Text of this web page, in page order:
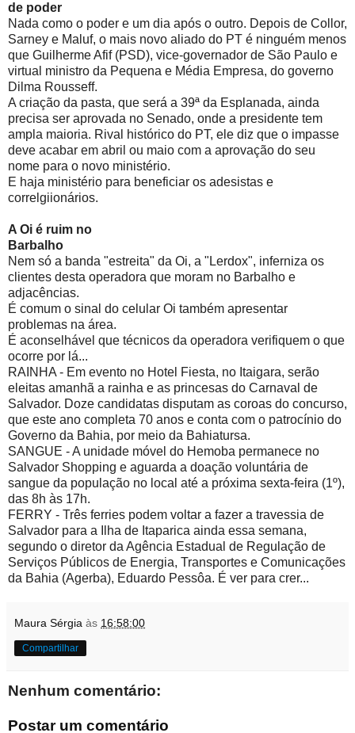
de poder
Nada como o poder e um dia após o outro. Depois de Collor,
Sarney e Maluf, o mais novo aliado do PT é ninguém menos
que Guilherme Afif (PSD), vice-governador de São Paulo e
virtual ministro da Pequena e Média Empresa, do governo
Dilma Rousseff.
A criação da pasta, que será a 39ª da Esplanada, ainda
precisa ser aprovada no Senado, onde a presidente tem
ampla maioria. Rival histórico do PT, ele diz que o impasse
deve acabar em abril ou maio com a aprovação do seu
nome para o novo ministério.
E haja ministério para beneficiar os adesistas e
correlgiionários.
A Oi é ruim no
Barbalho
Nem só a banda "estreita" da Oi, a "Lerdox", inferniza os
clientes desta operadora que moram no Barbalho e
adjacências.
É comum o sinal do celular Oi também apresentar
problemas na área.
É aconselhável que técnicos da operadora verifiquem o que
ocorre por lá...
RAINHA - Em evento no Hotel Fiesta, no Itaigara, serão
eleitas amanhã a rainha e as princesas do Carnaval de
Salvador. Doze candidatas disputam as coroas do concurso,
que este ano completa 70 anos e conta com o patrocínio do
Governo da Bahia, por meio da Bahiatursa.
SANGUE - A unidade móvel do Hemoba permanece no
Salvador Shopping e aguarda a doação voluntária de
sangue da população no local até a próxima sexta-feira (1º),
das 8h às 17h.
FERRY - Três ferries podem voltar a fazer a travessia de
Salvador para a Ilha de Itaparica ainda essa semana,
segundo o diretor da Agência Estadual de Regulação de
Serviços Públicos de Energia, Transportes e Comunicações
da Bahia (Agerba), Eduardo Pessôa. É ver para crer...
Maura Sérgia às 16:58:00
Compartilhar
Nenhum comentário:
Postar um comentário